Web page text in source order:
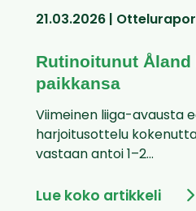
21.03.2026 |
Rutinoitunut
paikkansa
Viimeinen liiga-avausta
harjoitusottelu
vastaan antoi 1–2...
Lue koko artikkeli